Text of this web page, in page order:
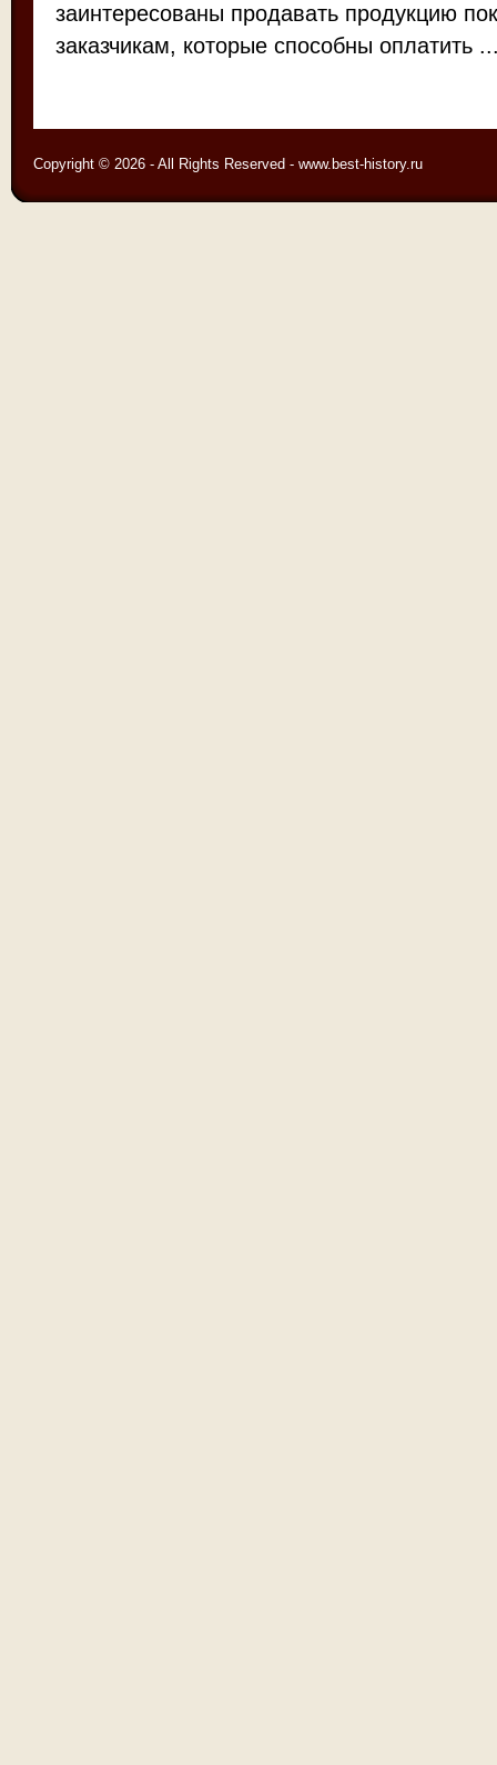
заинтересованы продавать продукцию
заказчикам, которые способны оплатить
Copyright © 2026 - All Rights Reserved - www.best-history.ru